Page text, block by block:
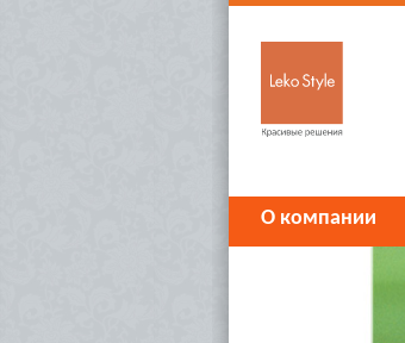
О компании